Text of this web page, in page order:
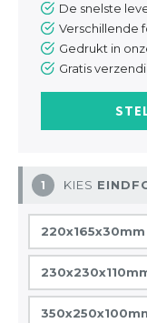
De snelste
Verschillende
Gedrukt in
Gratis
1 KIES
220x165x30mm